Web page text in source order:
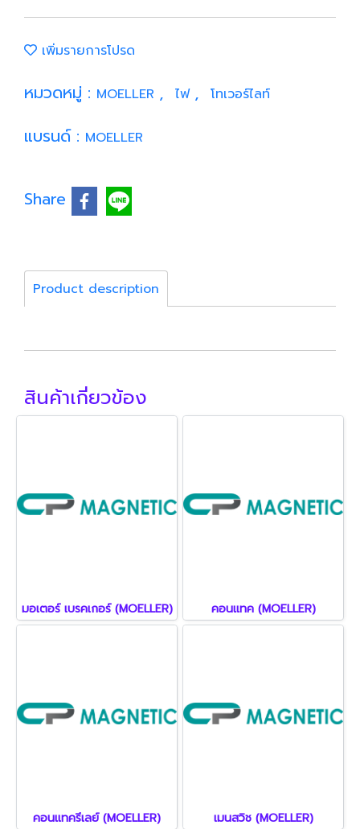
เพิ่มรายการโปรด
หมวดหมู่ : MOELLER , ไฟ , โทเวอร์ไลท์
แบรนด์ : MOELLER
Share
Product description
สินค้าเกี่ยวข้อง
มอเตอร์ เบรคเกอร์ (MOELLER) คอนแทค (MOELLER)
คอนแทครีเลย์ (MOELLER) เมนสวิช (MOELLER)